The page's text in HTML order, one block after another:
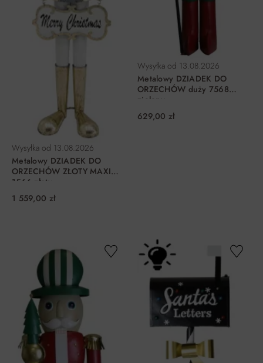
Wysyłka od 13.08.2026
Metalowy DZIADEK DO
ORZECHÓW ZŁOTY MAXI
1566 złoty
1 559,00 zł
Wysyłka od 13.08.2026
Metalowy DZIADEK DO
ORZECHÓW duży 7568
zielony
629,00 zł